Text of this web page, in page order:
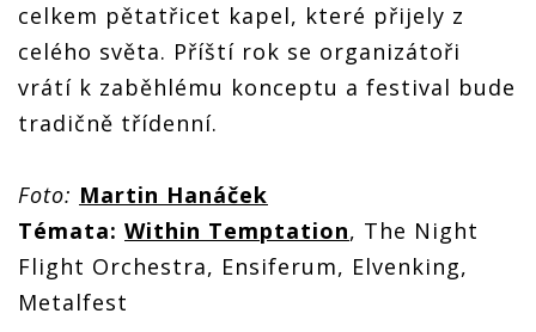
celkem pětatřicet kapel, které přijely z
celého světa. Příští rok se organizátoři
vrátí k zaběhlému konceptu a festival bude
tradičně třídenní.
Foto: Martin Hanáček
Témata: Within Temptation, The Night
Flight Orchestra, Ensiferum, Elvenking,
Metalfest